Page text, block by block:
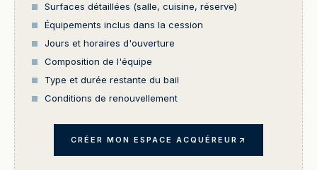
Surfaces détaillées (salle, cuisine, réserve)
Équipements inclus dans la cession
Jours et horaires d'ouverture
Composition de l'équipe
Type et durée restante du bail
Conditions de renouvellement
CRÉER MON ESPACE ACQUÉREUR